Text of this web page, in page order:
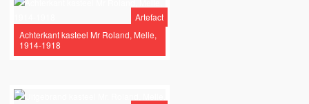
Artefact
Achterkant kasteel Mr Roland, Melle,
1914-1918